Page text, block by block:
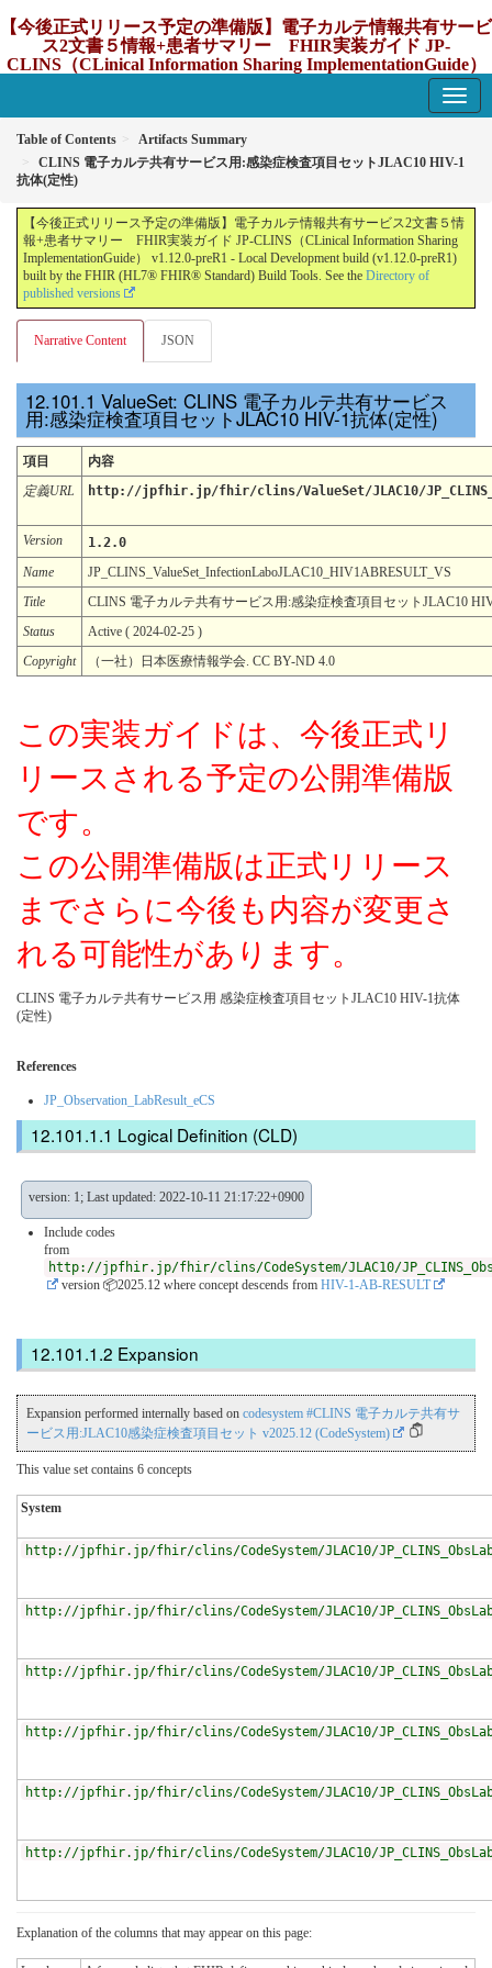
【今後正式リリース予定の準備版】電子カルテ情報共有サービ
ス2文書５情報+患者サマリー FHIR実装ガイド JP-
CLINS（CLinical Information Sharing ImplementationGuide）
Table of Contents
Artifacts Summary
CLINS 電子カルテ共有サービス用:感染症検査項目セットJLAC10 HIV-1
抗体(定性)
【今後正式リリース予定の準備版】電子カルテ情報共有サービス2文書５情
報+患者サマリー FHIR実装ガイド JP-CLINS（CLinical Information Sharing
ImplementationGuide） v1.12.0-preR1 - Local Development build (v1.12.0-preR1)
built by the FHIR (HL7® FHIR® Standard) Build Tools. See the Directory of
published versions
Narrative Content JSON
ValueSet: CLINS 電子カルテ共有サービス
用:感染症検査項目セットJLAC10 HIV-1抗体(定性)
項目
内容
定義URL
http://jpfhir.jp/fhir/clins/ValueSet/JLAC10/
Version
1.2.0
Name
JP_CLINS_ValueSet_InfectionLaboJLAC10_HIV1ABRESULT_VS
Title
CLINS 電子カルテ共有サービス用:感染症検査項目セットJLAC10
Status
Active ( 2024-02-25 )
Copyright
（一社）日本医療情報学会. CC BY-ND 4.0
この実装ガイドは、今後正式リ
リースされる予定の公開準備版
です。
この公開準備版は正式リリース
までさらに今後も内容が変更さ
れる可能性があります。
CLINS 電子カルテ共有サービス用 感染症検査項目セットJLAC10 HIV-1抗体
(定性)
References
JP_Observation_LabResult_eCS
Logical Definition (CLD)
version: 1; Last updated: 2022-10-11 21:17:22+0900
Include codes
from
http://jpfhir.jp/fhir/clins/CodeSystem/JLAC10/
version 📦2025.12 where concept descends from HIV-1-AB-RESULT
Expansion
Expansion performed internally based on codesystem #CLINS 電子カルテ共有サ
ービス用:JLAC10感染症検査項目セット v2025.12 (CodeSystem)
This value set contains 6 concepts
System
http://jpfhir.jp/fhir/clins/CodeSystem/JLAC10/
http://jpfhir.jp/fhir/clins/CodeSystem/JLAC10/
http://jpfhir.jp/fhir/clins/CodeSystem/JLAC10/
http://jpfhir.jp/fhir/clins/CodeSystem/JLAC10/
http://jpfhir.jp/fhir/clins/CodeSystem/JLAC10/
http://jpfhir.jp/fhir/clins/CodeSystem/JLAC10/
Explanation of the columns that may appear on this page: